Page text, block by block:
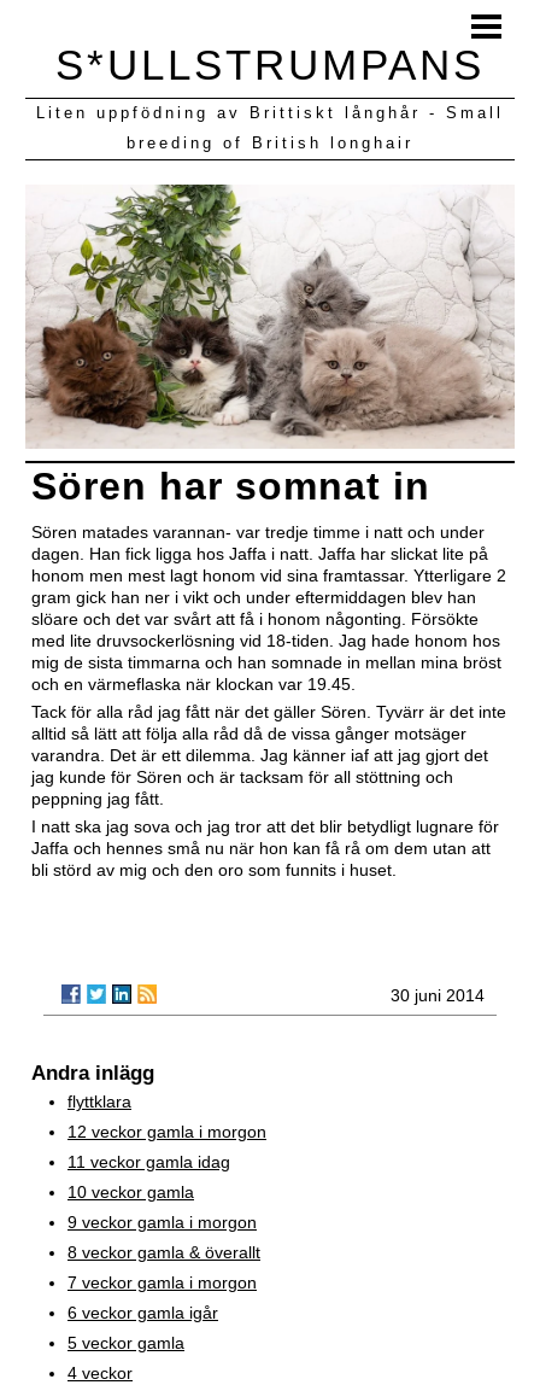
BLOGG
KULLAR VI HAFT
S*ULLSTRUMPANS
Liten uppfödning av Brittiskt långhår - Small
breeding of British longhair
Sören har somnat in
Sören matades varannan- var tredje timme i natt och under
dagen. Han fick ligga hos Jaffa i natt. Jaffa har slickat lite på
honom men mest lagt honom vid sina framtassar. Ytterligare 2
gram gick han ner i vikt och under eftermiddagen blev han
slöare och det var svårt att få i honom någonting. Försökte
med lite druvsockerlösning vid 18-tiden. Jag hade honom hos
mig de sista timmarna och han somnade in mellan mina bröst
och en värmeflaska när klockan var 19.45.
Tack för alla råd jag fått när det gäller Sören. Tyvärr är det inte
alltid så lätt att följa alla råd då de vissa gånger motsäger
varandra. Det är ett dilemma. Jag känner iaf att jag gjort det
jag kunde för Sören och är tacksam för all stöttning och
peppning jag fått.
I natt ska jag sova och jag tror att det blir betydligt lugnare för
Jaffa och hennes små nu när hon kan få rå om dem utan att
bli störd av mig och den oro som funnits i huset.
30 juni 2014
Andra inlägg
flyttklara
12 veckor gamla i morgon
11 veckor gamla idag
10 veckor gamla
9 veckor gamla i morgon
8 veckor gamla & överallt
7 veckor gamla i morgon
6 veckor gamla igår
5 veckor gamla
4 veckor